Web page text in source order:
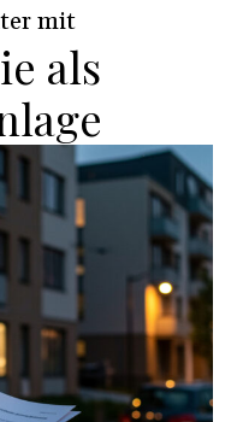
mit
als